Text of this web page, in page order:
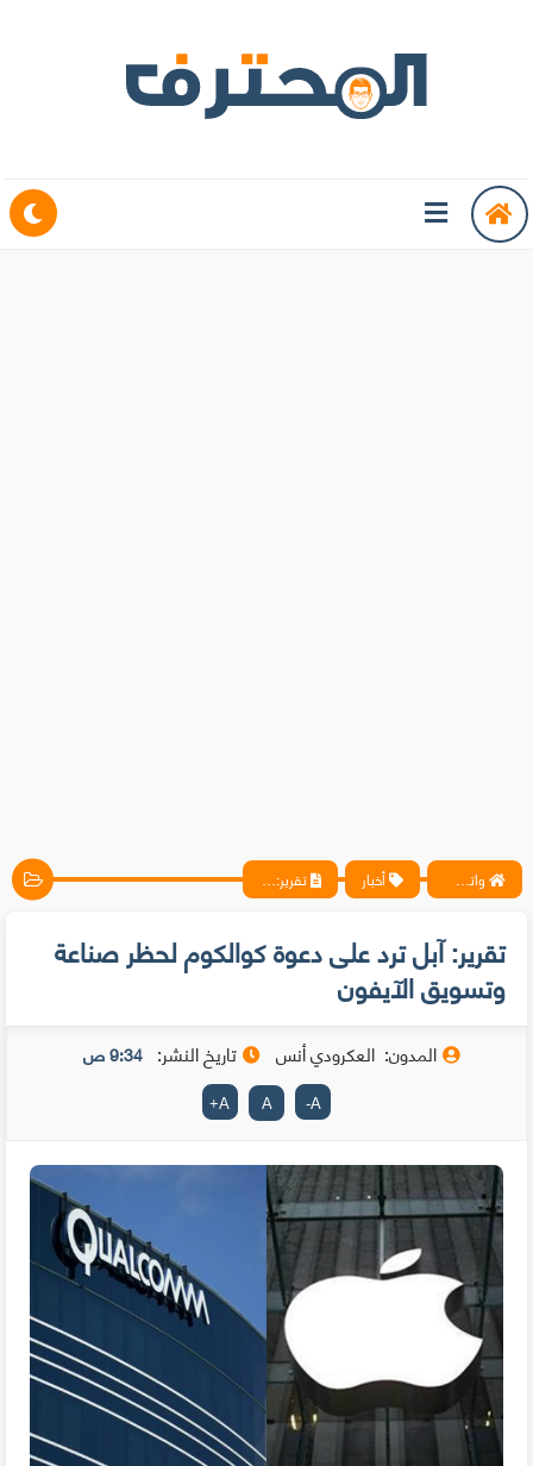
واتس آب ، فيسبوك ، أنترنت ، شروحات تقنية حصرية - المحترف أخبار تقرير: آبل ترد على دعوة كوالكوم لحظر صناعة وتسويق الآيفون
تقرير: آبل ترد على دعوة كوالكوم لحظر صناعة
وتسويق الآيفون
المدون: العكرودي أنس تاريخ النشر: 9:34 ص
A
-
A
A
+